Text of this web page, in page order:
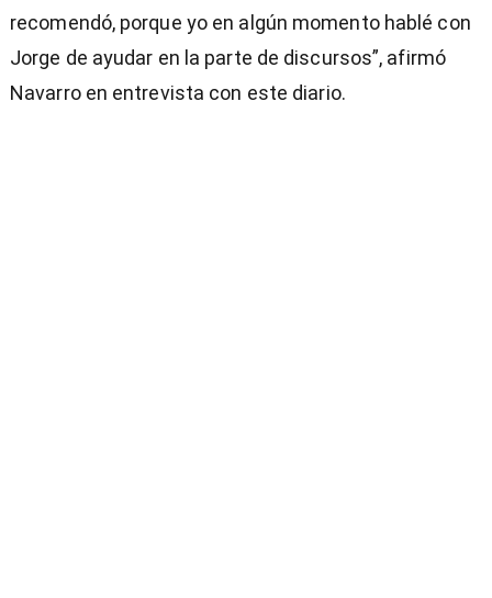
recomendó, porque yo en algún momento hablé con
Jorge de ayudar en la parte de discursos”, afirmó
Navarro en entrevista con este diario.